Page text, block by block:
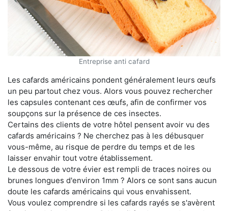
Entreprise anti cafard
Les cafards américains pondent généralement leurs œufs
un peu partout chez vous. Alors vous pouvez rechercher
les capsules contenant ces œufs, afin de confirmer vos
soupçons sur la présence de ces insectes.
Certains des clients de votre hôtel pensent avoir vu des
cafards américains ? Ne cherchez pas à les débusquer
vous-même, au risque de perdre du temps et de les
laisser envahir tout votre établissement.
Le dessous de votre évier est rempli de traces noires ou
brunes longues d'environ 1mm ? Alors ce sont sans aucun
doute les cafards américains qui vous envahissent.
Vous voulez comprendre si les cafards rayés se s'avèrent